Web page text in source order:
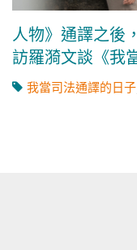
人物》通譯之後
訪羅漪文談《我
我當司法通譯的日子